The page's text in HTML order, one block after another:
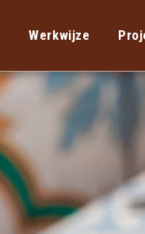
Werkwijze